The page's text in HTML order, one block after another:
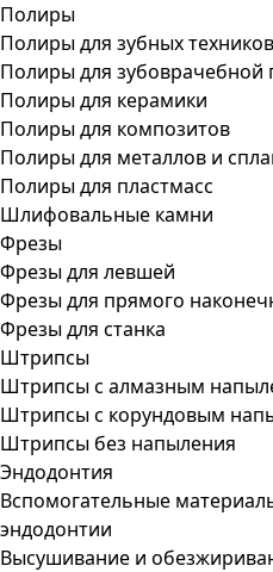
Полиры
Полиры для зубных техников
Полиры для зубоврачебной
Полиры для керамики
Полиры для композитов
Полиры для металлов и
Полиры для пластмасс
Шлифовальные камни
Фрезы
Фрезы для левшей
Фрезы для прямого
Фрезы для станка
Штрипсы
Штрипсы c алмазным
Штрипсы c корундовым
Штрипсы без напыления
Эндодонтия
Вспомогательные
эндодонтии
Высушивание и